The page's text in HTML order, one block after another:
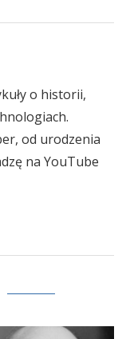
o historii,
od urodzenia
na YouTube